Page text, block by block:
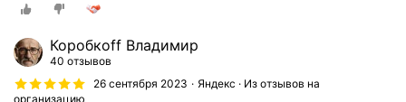
и
к
з
в
Коробкоff Владимир
40 отзывов
26 сентября 2023
Яндекс · Из отзывов на
организацию